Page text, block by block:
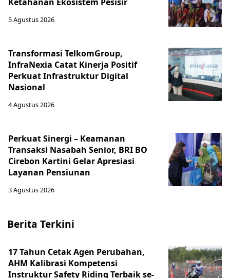
5 Agustus 2026
Transformasi TelkomGroup,
InfraNexia Catat Kinerja Positif
Perkuat Infrastruktur Digital
Nasional
4 Agustus 2026
Perkuat Sinergi – Keamanan
Transaksi Nasabah Senior, BRI BO
Cirebon Kartini Gelar Apresiasi
Layanan Pensiunan
3 Agustus 2026
Berita Terkini
17 Tahun Cetak Agen Perubahan,
AHM Kalibrasi Kompetensi
Instruktur Safety Riding Terbaik se-